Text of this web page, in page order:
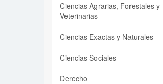
Ciencias Agrarias, Forestales y
Veterinarias
Ciencias Exactas y Naturales
Ciencias Sociales
Derecho